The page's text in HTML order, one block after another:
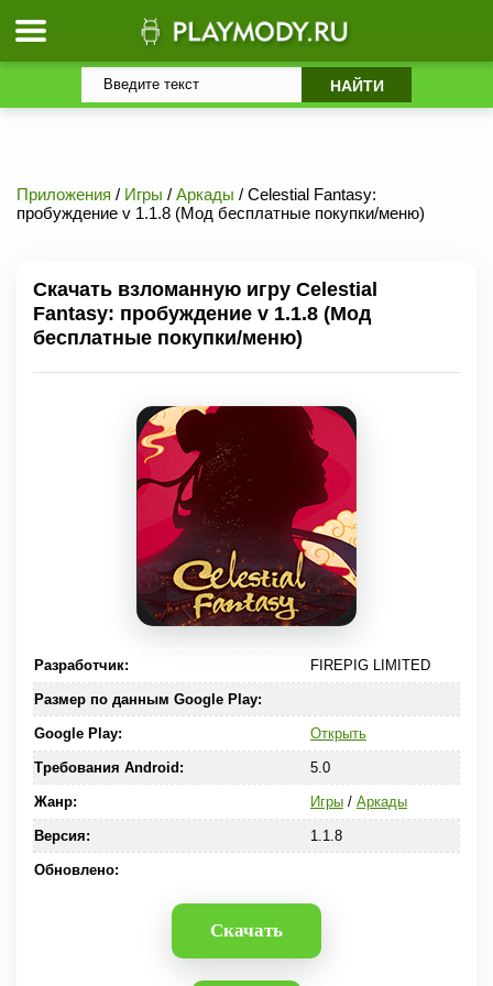
Приложения / Игры / Аркады / Celestial Fantasy:
пробуждение v 1.1.8 (Мод бесплатные покупки/меню)
Скачать взломанную игру Celestial
Fantasy: пробуждение v 1.1.8 (Мод
бесплатные покупки/меню)
Разработчик: FIREPIG LIMITED
Размер по данным Google Play:
Google Play: Открыть
Требования Android: 5.0
Жанр: Игры/ Аркады
Версия: 1.1.8
Обновлено:
Скачать